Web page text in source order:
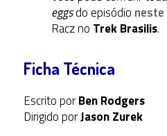
eggsdo episódio
Racz no Trek Brasilis.
Ficha Técnica
Escrito porBen Rodgers
Dirigido porJason Zurek